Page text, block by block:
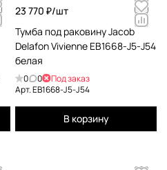
23 770 ₽/шт
Тумба под раковину Jacob
Delafon Vivienne EB1668-J5-J54
белая
0 0
Под заказ
Арт.EB1668-J5-J54
В корзину